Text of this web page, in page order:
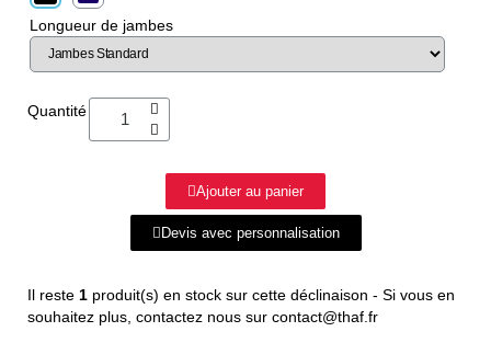
Longueur de jambes
Quantité
Ajouter au panier
Devis avec personnalisation
Il reste 1 produit(s) en stock sur cette déclinaison - Si vous en
souhaitez plus, contactez nous sur contact@thaf.fr